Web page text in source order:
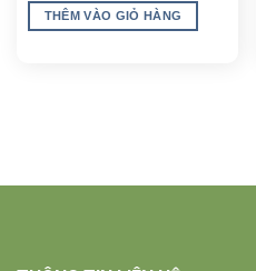
THÊM VÀO GIỎ HÀNG